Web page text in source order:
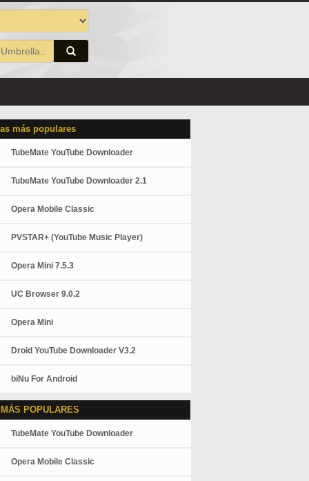
más populares
TubeMate YouTube Downloader
TubeMate YouTube Downloader 2.1
Opera Mobile Classic
PVSTAR+ (YouTube Music Player)
Opera Mini 7.5.3
UC Browser 9.0.2
Opera Mini
Droid YouTube Downloader V3.2
biNu For Android
POPULARES
TubeMate YouTube Downloader
Opera Mobile Classic